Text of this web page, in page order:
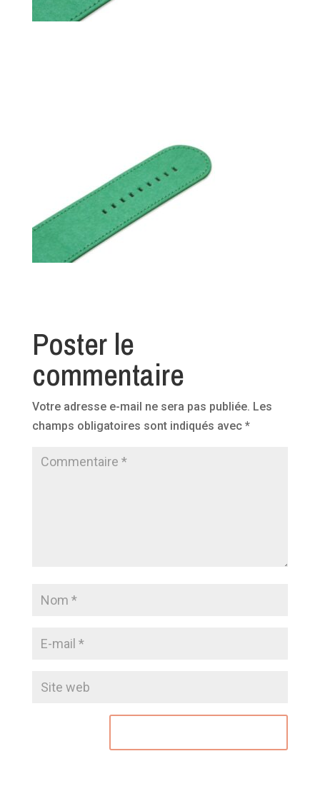
Poster le
commentaire
Votre adresse e-mail ne sera pas publiée. Les
champs obligatoires sont indiqués avec *